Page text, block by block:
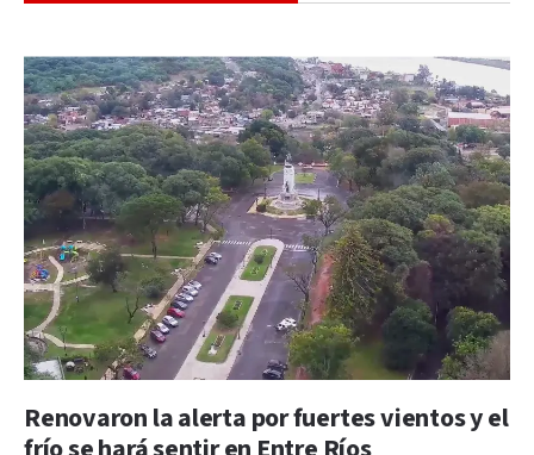
Renovaron la alerta por fuertes vientos y el